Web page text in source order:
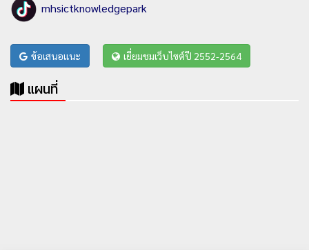
mhsictknowledgepark
ข้อเสนอแนะ เยี่ยมชมเว็บไซต์ปี 2552-2564
แผนที่